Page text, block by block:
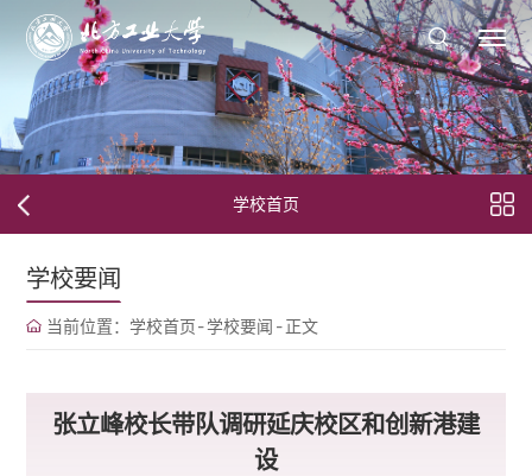
学校首页
学校要闻
当前位置： 学校首页-学校要闻 -正文
张立峰校长带队调研延庆校区和创新港建
设